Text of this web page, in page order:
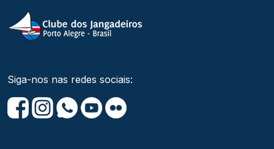
Siga-nos nas redes sociais: